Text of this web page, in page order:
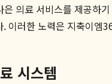
의료 서비스를 제공하
이러한 노력은 지축이엠
시스템